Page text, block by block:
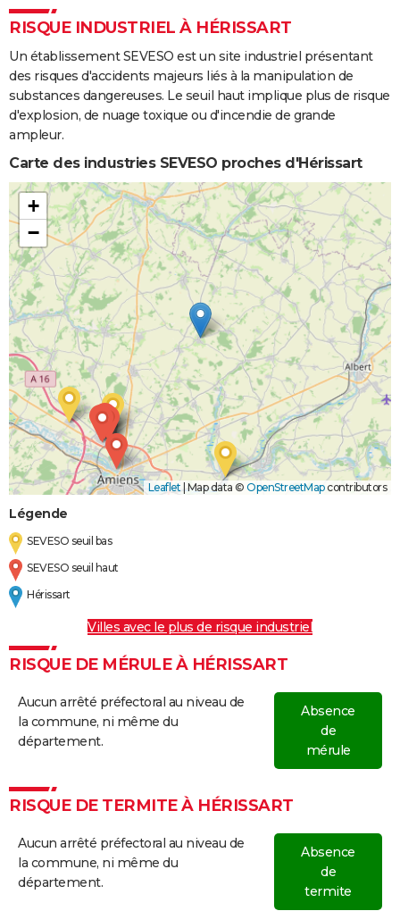
RISQUE INDUSTRIEL À HÉRISSART
Un établissement SEVESO est un site industriel présentant
des risques d'accidents majeurs liés à la manipulation de
substances dangereuses. Le seuil haut implique plus de risque
d'explosion, de nuage toxique ou d'incendie de grande
ampleur.
Carte des industries SEVESO proches d'Hérissart
+
−
Leaflet Map data © OpenStreetMapcontributors
Légende
SEVESO seuil bas
SEVESO seuil haut
Hérissart
Villes avec le plus de risque industriel
RISQUE DE MÉRULE À HÉRISSART
Aucun arrêté préfectoral au niveau de
la commune, ni même du
département.
Absence
de
mérule
RISQUE DE TERMITE À HÉRISSART
Aucun arrêté préfectoral au niveau de
la commune, ni même du
département.
Absence
de
termite